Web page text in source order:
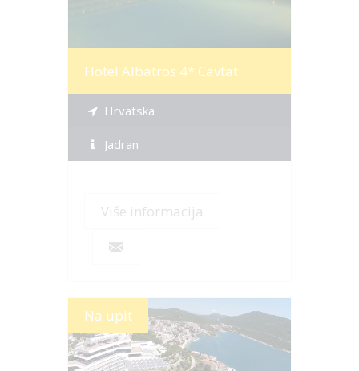
Hotel Albatros 4* Cavtat
Hrvatska
Jadran
Više informacija
Na upit